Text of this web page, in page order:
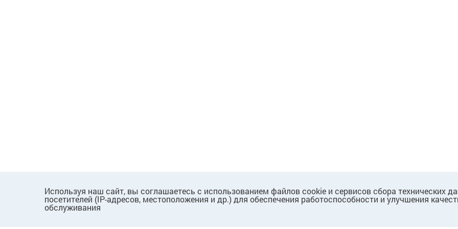
Используя наш сайт, вы соглашаетесь с использованием файлов cookie и сервисов сбора технических
посетителей (IP-адресов, местоположения и др.) для обеспечения работоспособности и улучшения
обслуживания